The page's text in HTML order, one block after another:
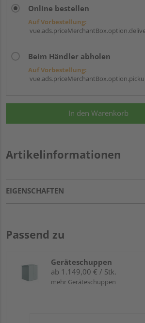
Online bestellen
Auf Vorbestellung:
Beim Händler abholen
Auf Vorbestellung:
In den Warenkorb
Artikelinformationen
EIGENSCHAFTEN
Passend zu
Geräteschuppen
ab 1.149,00 € / Stk.
mehr Geräteschuppen